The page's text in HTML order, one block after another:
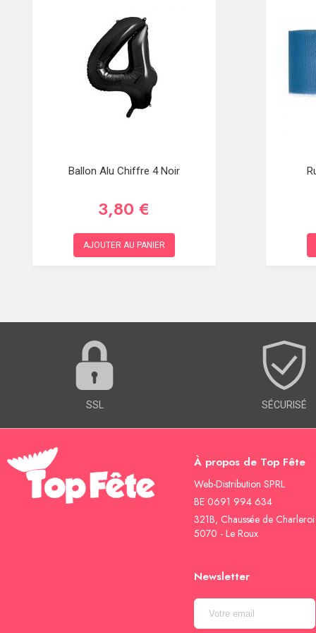
Ballon Alu Chiffre 4 Noir
3,80 €
AJOUTER AU PANIER
SSL SÉCURISÉ
À propos de Top Fête
Web-Distribution SPRL
BE 0691 994 634
321B, Chaussée de Charleroi
5070 - Le Roux
Newsletter